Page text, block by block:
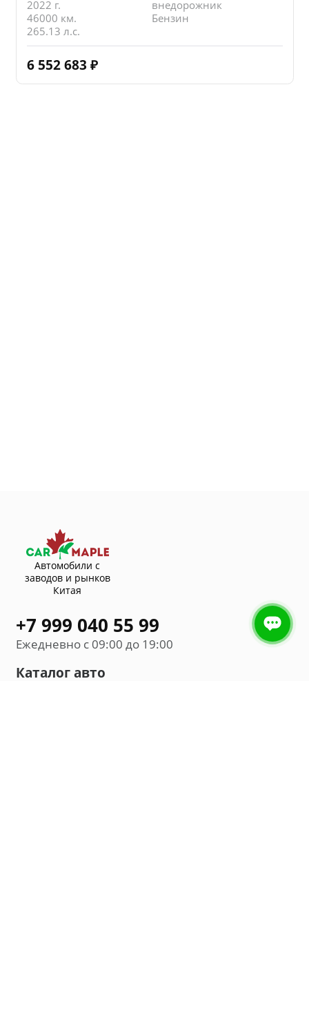
2022 г.
внедорожник
46000 км.
Бензин
265.13 л.с.
6 552 683 ₽
Автомобили с
заводов и рынков
Китая
+7 999 040 55 99
Ежедневно с 09:00 до 19:00
Каталог авто